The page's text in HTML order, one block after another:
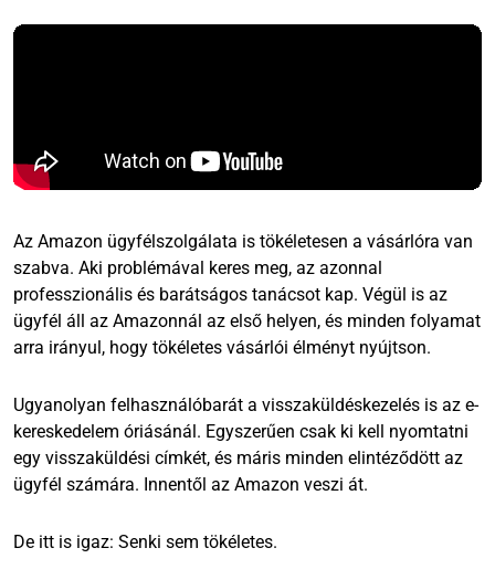
Az Amazon ügyfélszolgálata is tökéletesen a vásárlóra van
szabva. Aki problémával keres meg, az azonnal
professzionális és barátságos tanácsot kap. Végül is az
ügyfél áll az Amazonnál az első helyen, és minden folyamat
arra irányul, hogy tökéletes vásárlói élményt nyújtson.
Ugyanolyan felhasználóbarát a visszaküldéskezelés is az e-
kereskedelem óriásánál. Egyszerűen csak ki kell nyomtatni
egy visszaküldési címkét, és máris minden elintéződött az
ügyfél számára. Innentől az Amazon veszi át.
De itt is igaz: Senki sem tökéletes.